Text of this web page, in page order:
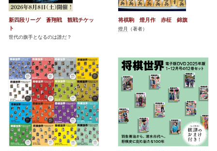
新四段リーグ 蒼翔戦 観戦チケッ
ト
世代の旗手となるのは誰だ？
将棋駒 燈月作 赤柾 錦旗
燈月 （著者）